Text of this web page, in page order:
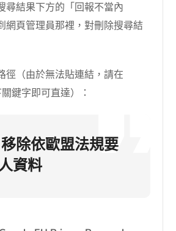
尋結果下方的「回報不當內
網頁管理員那裡，對刪除搜尋結
徑（由於無法貼連結，請在
鍵字即可直達）：
除依歐盟法規要
資料